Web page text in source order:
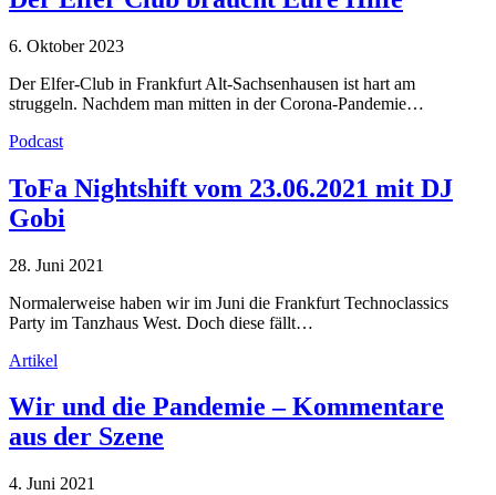
6. Oktober 2023
Der Elfer-Club in Frankfurt Alt-Sachsenhausen ist hart am
struggeln. Nachdem man mitten in der Corona-Pandemie…
Podcast
ToFa Nightshift vom 23.06.2021 mit DJ
Gobi
28. Juni 2021
Normalerweise haben wir im Juni die Frankfurt Technoclassics
Party im Tanzhaus West. Doch diese fällt…
Artikel
Wir und die Pandemie – Kommentare
aus der Szene
4. Juni 2021